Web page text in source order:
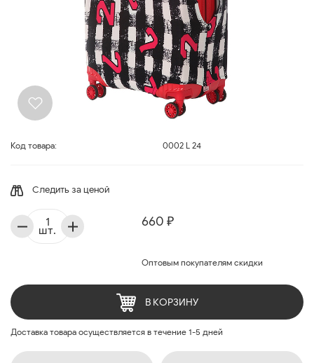
Код товара: 0002 L 24
Следить за ценой
660 ₽
Оптовым покупателям скидки
шт.
В КОРЗИНУ
Доставка товара осуществляется в течение 1-5 дней